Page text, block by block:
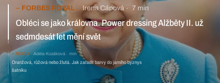
FORBES ROYAL Irena Cápová 7 min
Obléci se jako královna. Power dressing Alžběty II. už
sedmdesát let mění svět
MÓDA Adéla Kozáková
Oranžová, růžová nebo žlutá. Jak zařadit barvy do